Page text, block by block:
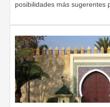
posibilidades más sugerentes